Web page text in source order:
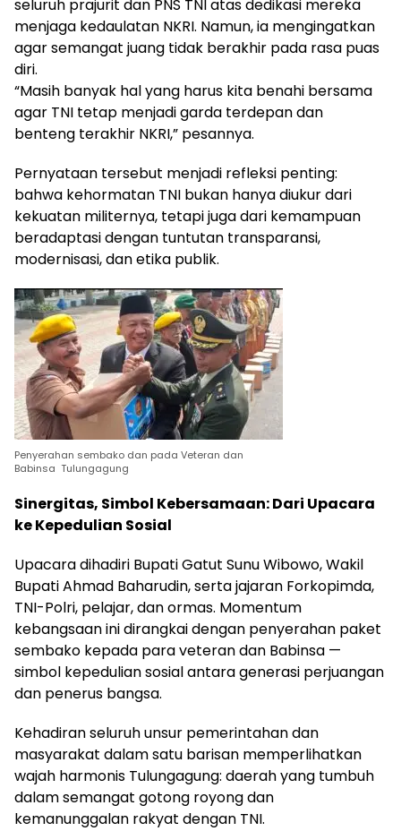
seluruh prajurit dan PNS TNI atas dedikasi mereka
menjaga kedaulatan NKRI. Namun, ia mengingatkan
agar semangat juang tidak berakhir pada rasa puas
diri.
“Masih banyak hal yang harus kita benahi bersama
agar TNI tetap menjadi garda terdepan dan
benteng terakhir NKRI,” pesannya.
Pernyataan tersebut menjadi refleksi penting:
bahwa kehormatan TNI bukan hanya diukur dari
kekuatan militernya, tetapi juga dari kemampuan
beradaptasi dengan tuntutan transparansi,
modernisasi, dan etika publik.
Penyerahan sembako dan pada Veteran dan
Babinsa Tulungagung
Sinergitas, Simbol Kebersamaan: Dari Upacara
ke Kepedulian Sosial
Upacara dihadiri Bupati Gatut Sunu Wibowo, Wakil
Bupati Ahmad Baharudin, serta jajaran Forkopimda,
TNI-Polri, pelajar, dan ormas. Momentum
kebangsaan ini dirangkai dengan penyerahan paket
sembako kepada para veteran dan Babinsa —
simbol kepedulian sosial antara generasi perjuangan
dan penerus bangsa.
Kehadiran seluruh unsur pemerintahan dan
masyarakat dalam satu barisan memperlihatkan
wajah harmonis Tulungagung: daerah yang tumbuh
dalam semangat gotong royong dan
kemanunggalan rakyat dengan TNI.